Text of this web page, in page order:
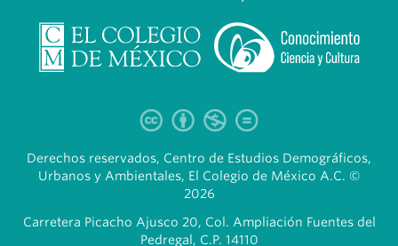
Derechos reservados, Centro de Estudios Demográficos,
Urbanos y Ambientales, El Colegio de México A.C. ©
2026
Carretera Picacho Ajusco 20, Col. Ampliación Fuentes del
Pedregal, C.P. 14110